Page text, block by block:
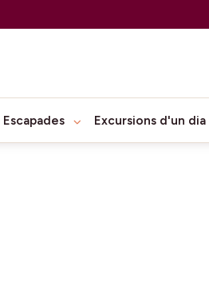
Escapades Excursions d'un dia